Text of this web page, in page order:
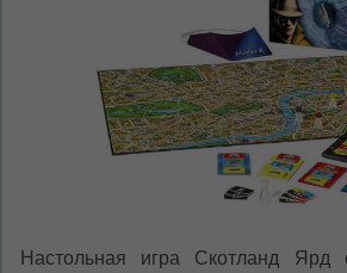
Настольная игра Скотланд Ярд